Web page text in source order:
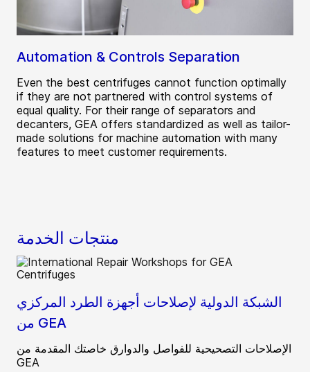
Automation & Controls Separation
Even the best centrifuges cannot function optimally
if they are not partnered with control systems of
equal quality. For their range of separators and
decanters, GEA offers standardized as well as tailor-
made solutions for machine automation with many
features to meet customer requirements.
منتجات الخدمة
الشبكة الدولية لإصلاحات أجهزة الطرد المركزي
من GEA
الإصلاحات التصحيحية للفواصل والدوارق خاصتك المقدمة من
GEA